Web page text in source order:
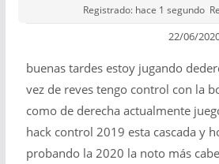
Registrado: hace 1 segundo
22/06/
buenas tardes estoy jugando
vez de reves tengo control con la
como de derecha actualmente
hack control 2019 esta cascada y
probando la 2020 la noto más